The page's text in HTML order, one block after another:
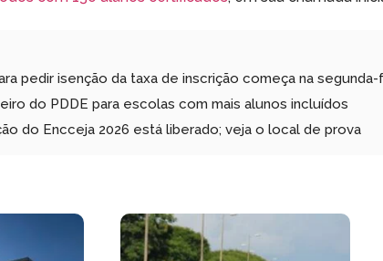
pedir isenção da taxa de inscrição começa na segunda-
do PDDE para escolas com mais alunos incluídos
do Encceja 2026 está liberado; veja o local de prova